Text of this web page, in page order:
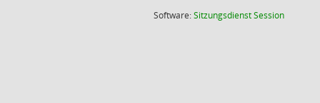
Software:SitzungsdienstSession(Wird in